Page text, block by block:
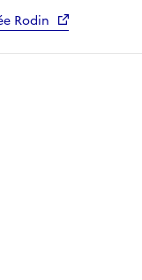
Rodin